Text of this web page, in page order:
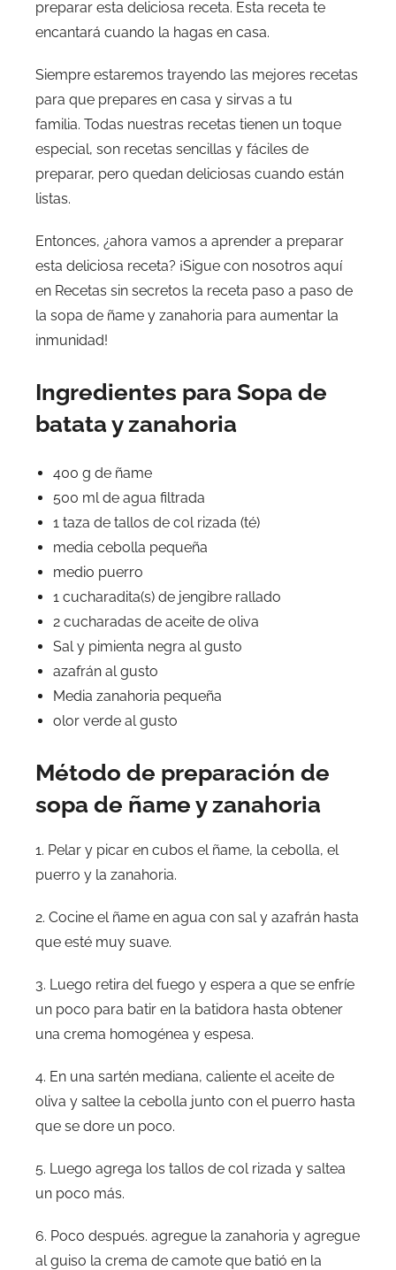
preparar esta deliciosa receta. Esta receta te
encantará cuando la hagas en casa.
Siempre estaremos trayendo las mejores recetas
para que prepares en casa y sirvas a tu
familia. Todas nuestras recetas tienen un toque
especial, son recetas sencillas y fáciles de
preparar, pero quedan deliciosas cuando están
listas.
Entonces, ¿ahora vamos a aprender a preparar
esta deliciosa receta? ¡Sigue con nosotros aquí
en Recetas sin secretos la receta paso a paso de
la sopa de ñame y zanahoria para aumentar la
inmunidad!
Ingredientes para Sopa de
batata y zanahoria
400 g de ñame
500 ml de agua filtrada
1 taza de tallos de col rizada (té)
media cebolla pequeña
medio puerro
1 cucharadita(s) de jengibre rallado
2 cucharadas de aceite de oliva
Sal y pimienta negra al gusto
azafrán al gusto
Media zanahoria pequeña
olor verde al gusto
Método de preparación de
sopa de ñame y zanahoria
1. Pelar y picar en cubos el ñame, la cebolla, el
puerro y la zanahoria.
2. Cocine el ñame en agua con sal y azafrán hasta
que esté muy suave.
3. Luego retira del fuego y espera a que se enfríe
un poco para batir en la batidora hasta obtener
una crema homogénea y espesa.
4. En una sartén mediana, caliente el aceite de
oliva y saltee la cebolla junto con el puerro hasta
que se dore un poco.
5. Luego agrega los tallos de col rizada y saltea
un poco más.
6. Poco después. agregue la zanahoria y agregue
al guiso la crema de camote que batió en la